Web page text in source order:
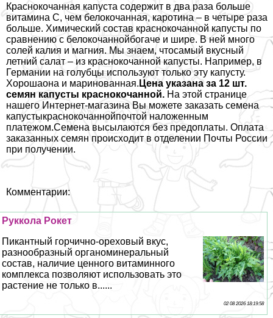
Краснокочанная капуста содержит в два раза больше
витамина С, чем белокочанная, каротина – в четыре раза
больше. Химический состав краснокочанной капусты по
сравнению с белокочаннойбогаче и шире. В ней много
солей калия и магния. Мы знаем, чтосамый вкусный
летний салат – из краснокочанной капусты. Например, в
Германии на гoлyбцы используют только эту капусту.
Хорошаона и маринованная. Цена указана за 12 шт.
семян капусты краснокочанной. На этой странице
нашего Интернет-магазина Вы можете заказать семена
капустыкраснокочаннойпочтой наложенным
платежом.Семена высылаются без предоплаты. Оплата
заказанных семян происходит в отделении Почты России
при получении.
Комментарии:
Руккола Рокет
Пикантный горчично-ореховый вкус,
разнообразный органоминеральный
состав, наличие ценного витаминного
комплекса позволяют использовать это
растение не только в......
02 08 2026 18:19:58